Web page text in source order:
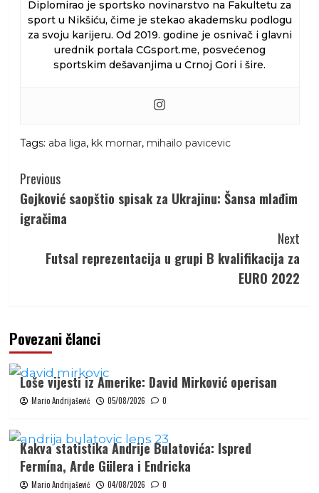
Diplomirao je sportsko novinarstvo na Fakultetu za
sport u Nikšiću, čime je stekao akademsku podlogu
za svoju karijeru. Od 2019. godine je osnivač i glavni
urednik portala CGsport.me, posvećenog
sportskim dešavanjima u Crnoj Gori i šire.
Tags: aba liga, kk mornar, mihailo pavicevic
Continue
Reading
Previous
Gojković saopštio spisak za Ukrajinu: Šansa mlađim
igračima
Next
Futsal reprezentacija u grupi B kvalifikacija za
EURO 2022
Povezani članci
Loše vijesti iz Amerike: David Mirković operisan
Mario Andrijašević 05/08/2026 0
Kakva statistika Andrije Bulatovića: Ispred
Fermína, Arde Gülera i Endricka
Mario Andrijašević 04/08/2026 0